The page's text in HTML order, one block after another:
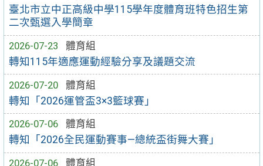
臺北市立中正高級中學115學年度體育班特色招生第
二次甄選入學簡章
2026-07-23
體育組
轉知115年適應運動經驗分享及議題交流
2026-07-20
體育組
轉知「2026運管盃3×3籃球賽」
2026-07-06
體育組
轉知「2026全民運動賽事—總統盃街舞大賽」
2026-07-06
體育組